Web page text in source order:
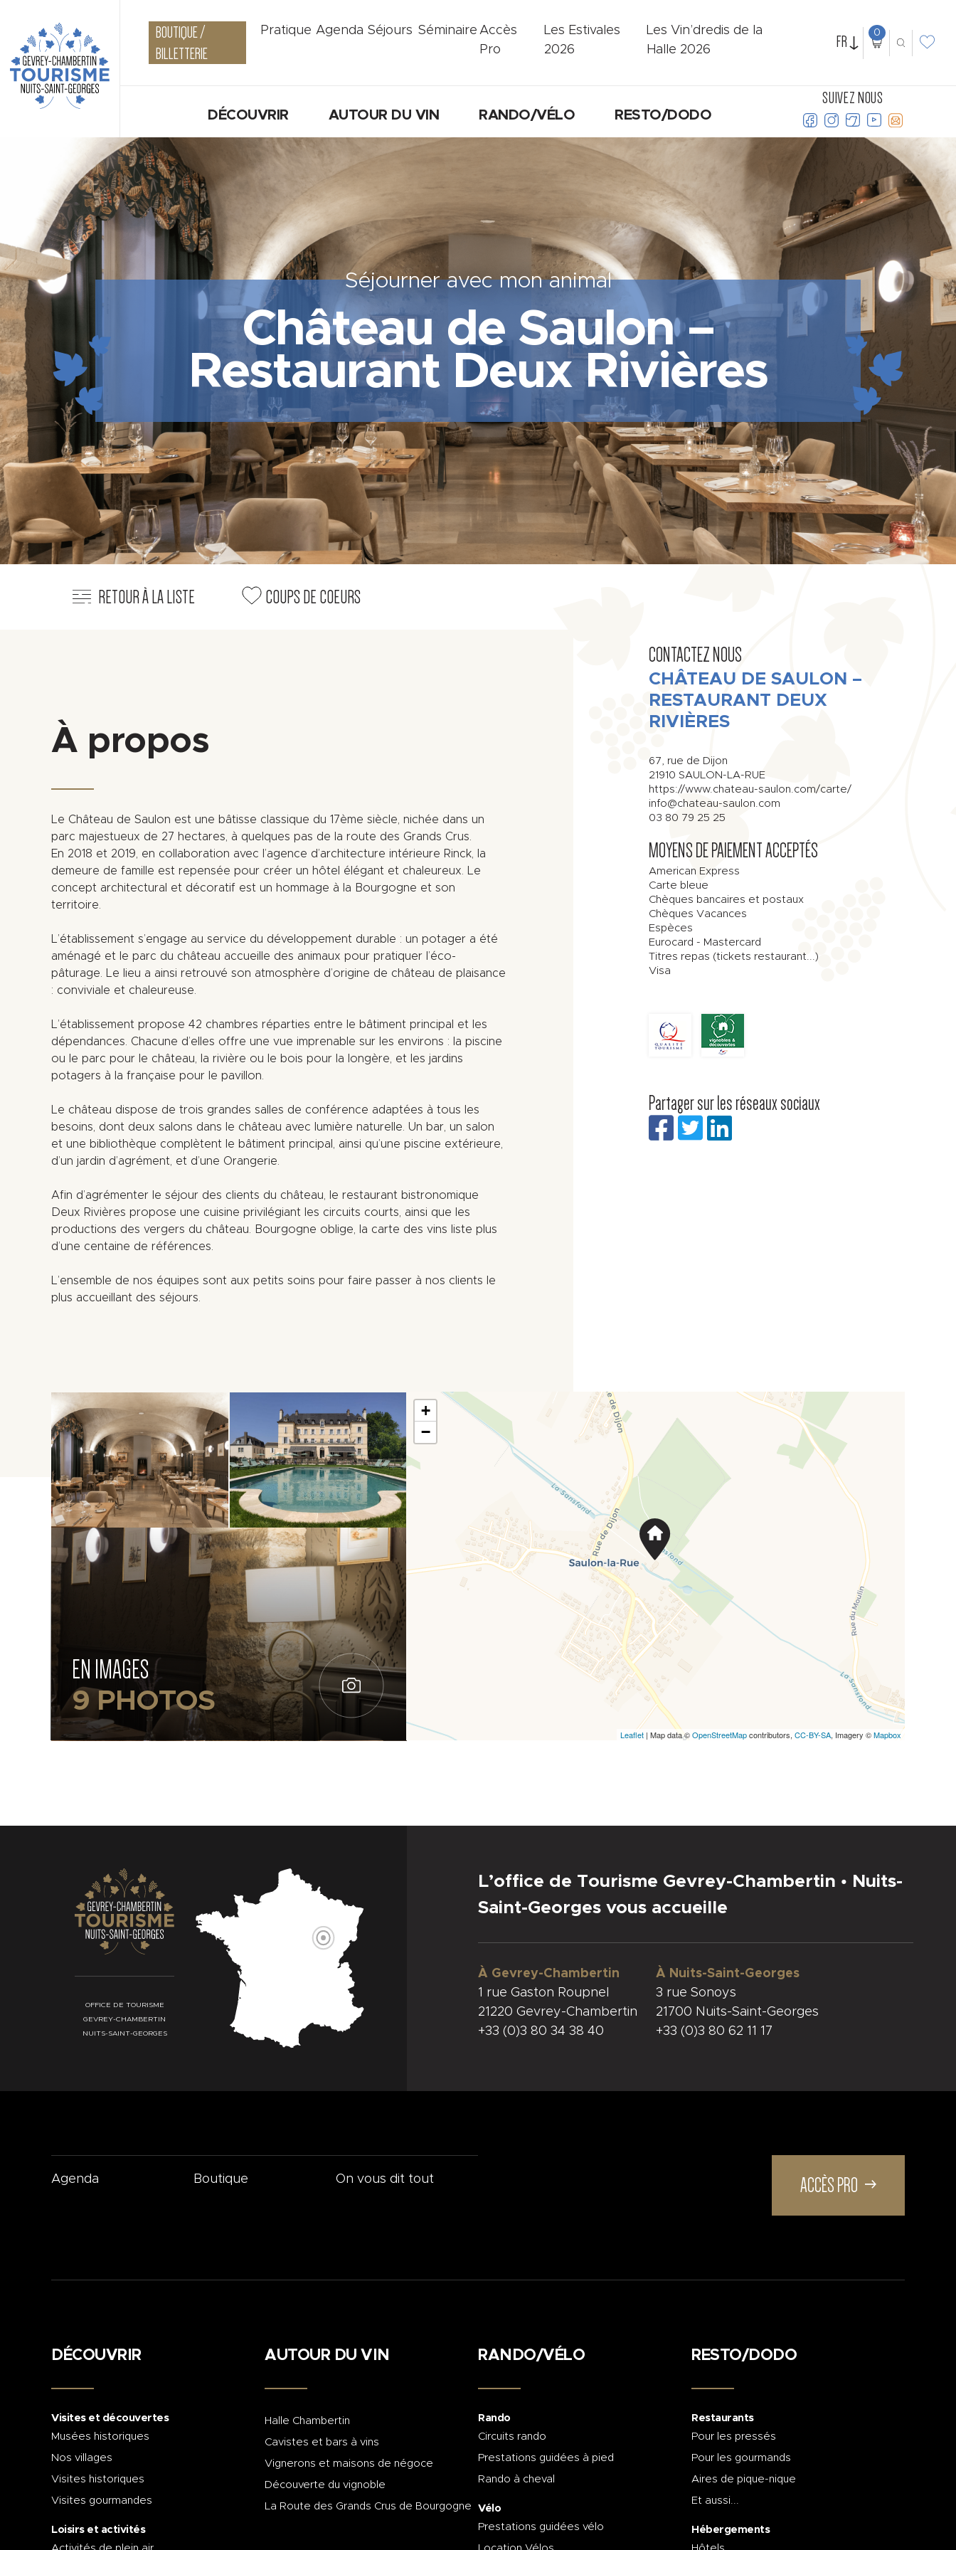
BOUTIQUE /
BILLETTERIE
Pratique Agenda Séjours Séminaire Accès
Pro
Les Estivales
2026
Les Vin’dredis de la
Halle 2026
FR 0
DÉCOUVRIR AUTOUR DU VIN RANDO/VÉLO RESTO/DODO
SUIVEZ NOUS
Séjourner avec mon animal
Château de Saulon –
Restaurant Deux Rivières
RETOUR À LA LISTE COUPS DE COEURS
À propos
Le Château de Saulon est une bâtisse classique du 17ème siècle, nichée dans un
parc majestueux de 27 hectares, à quelques pas de la route des Grands Crus.
En 2018 et 2019, en collaboration avec l’agence d’architecture intérieure Rinck, la
demeure de famille est repensée pour créer un hôtel élégant et chaleureux. Le
concept architectural et décoratif est un hommage à la Bourgogne et son
territoire.
L’établissement s’engage au service du développement durable : un potager a été
aménagé et le parc du château accueille des animaux pour pratiquer l’éco-
pâturage. Le lieu a ainsi retrouvé son atmosphère d’origine de château de plaisance
: conviviale et chaleureuse.
L’établissement propose 42 chambres réparties entre le bâtiment principal et les
dépendances. Chacune d’elles offre une vue imprenable sur les environs : la piscine
ou le parc pour le château, la rivière ou le bois pour la longère, et les jardins
potagers à la française pour le pavillon.
Le château dispose de trois grandes salles de conférence adaptées à tous les
besoins, dont deux salons dans le château avec lumière naturelle. Un bar, un salon
et une bibliothèque complètent le bâtiment principal, ainsi qu’une piscine extérieure,
d’un jardin d’agrément, et d’une Orangerie.
Afin d’agrémenter le séjour des clients du château, le restaurant bistronomique
Deux Rivières propose une cuisine privilégiant les circuits courts, ainsi que les
productions des vergers du château. Bourgogne oblige, la carte des vins liste plus
d’une centaine de références.
L’ensemble de nos équipes sont aux petits soins pour faire passer à nos clients le
plus accueillant des séjours.
CONTACTEZ NOUS
CHÂTEAU DE SAULON –
RESTAURANT DEUX
RIVIÈRES
67, rue de Dijon
21910 SAULON-LA-RUE
https://www.chateau-saulon.com/carte/
info@chateau-saulon.com
03 80 79 25 25
MOYENS DE PAIEMENT ACCEPTÉS
American Express
Carte bleue
Chèques bancaires et postaux
Chèques Vacances
Espèces
Eurocard - Mastercard
Titres repas (tickets restaurant...)
Visa
Partager sur les réseaux sociaux
EN IMAGES
9 PHOTOS
+
−
Leaflet | Map data ©OpenStreetMapcontributors, CC-BY-SA, Imagery ©Mapbox
OFFICE DE TOURISME
GEVREY-CHAMBERTIN
NUITS-SAINT-GEORGES
L’office de Tourisme Gevrey-Chambertin • Nuits-
Saint-Georges vous accueille
À Gevrey-Chambertin
1 rue Gaston Roupnel
21220 Gevrey-Chambertin
+33 (0)3 80 34 38 40
À Nuits-Saint-Georges
3 rue Sonoys
21700 Nuits-Saint-Georges
+33 (0)3 80 62 11 17
Agenda Boutique On vous dit tout ACCÈS PRO
DÉCOUVRIR
Visites et découvertes
Musées historiques
Nos villages
Visites historiques
Visites gourmandes
Loisirs et activités
AUTOUR DU VIN
Halle Chambertin
Cavistes et bars à vins
Vignerons et maisons de négoce
Découverte du vignoble
La Route des Grands Crus de Bourgogne
RANDO/VÉLO
Rando
Circuits rando
Prestations guidées à pied
Rando à cheval
Vélo
Prestations guidées vélo
RESTO/DODO
Restaurants
Pour les pressés
Pour les gourmands
Aires de pique-nique
Et aussi...
Hébergements